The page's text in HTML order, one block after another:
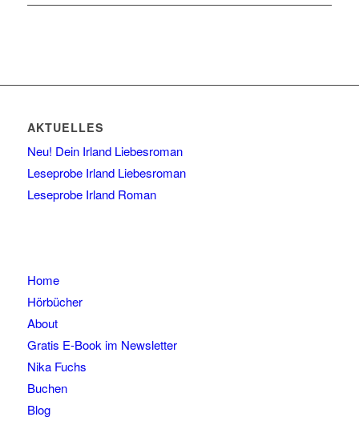
AKTUELLES
Neu! Dein Irland Liebesroman
Leseprobe Irland Liebesroman
Leseprobe Irland Roman
Home
Hörbücher
About
Gratis E-Book im Newsletter
Nika Fuchs
Buchen
Blog